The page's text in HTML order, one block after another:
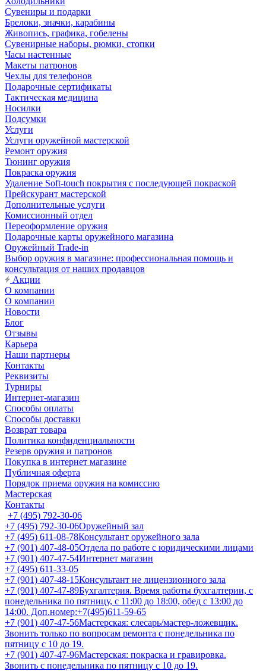
Сувениры и подарки
Брелоки, значки, карабины
Живопись, графика, гобелены
Сувенирные наборы, рюмки, стопки
Часы настенные
Макеты патронов
Чехлы для телефонов
Подарочные сертификаты
Тактическая медицина
Носилки
Подсумки
Услуги
Услуги оружейной мастерской
Ремонт оружия
Тюнинг оружия
Покраска оружия
Удаление Soft-touch покрытия с последующей покраской
Прейскурант мастерской
Дополнительные услуги
Комиссионный отдел
Переоформление оружия
Подарочные карты оружейного магазина
Оружейный Trade-in
Выбор оружия в магазине: профессиональная помощь и
консультация от наших продавцов
Акции
О компании
О компании
Новости
Блог
Отзывы
Карьера
Наши партнеры
Контакты
Реквизиты
Турниры
Интернет-магазин
Способы оплаты
Способы доставки
Возврат товара
Политика конфиденциальности
Резерв оружия и патронов
Покупка в интернет магазине
Публичная оферта
Порядок приема оружия на комиссию
Мастерская
Контакты
+7 (495) 792-30-06
+7 (495) 792-30-06Оружейный зал
+7 (495) 611-08-78Консультант оружейного зала
+7 (901) 407-48-05Отдела по работе с юридическими лицами
+7 (901) 407-47-54Интернет магазин
+7 (495) 611-33-05
+7 (901) 407-48-15Консультант не лицензионного зала
+7 (901) 407-47-89Бухгалтерия. Время работы бухгалтерии, с
понедельника по пятницу, с 11:00 до 18:00, обед с 13:00 до
14:00. Доп.номер:+7(495)611-59-65
+7 (901) 407-47-56Мастерская: слесарь/мастер-ложевщик.
Звонить только по вопросам ремонта с понедельника по
пятницу с 10 до 19.
+7 (901) 407-47-96Мастерская: покраска и гравировка.
Звонить с понедельника по пятницу с 10 до 19.